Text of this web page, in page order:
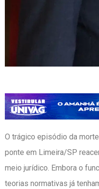
O trágico episódio da
ponte em Limeira/SP
meio jurídico. Embora o
teorias normativas já